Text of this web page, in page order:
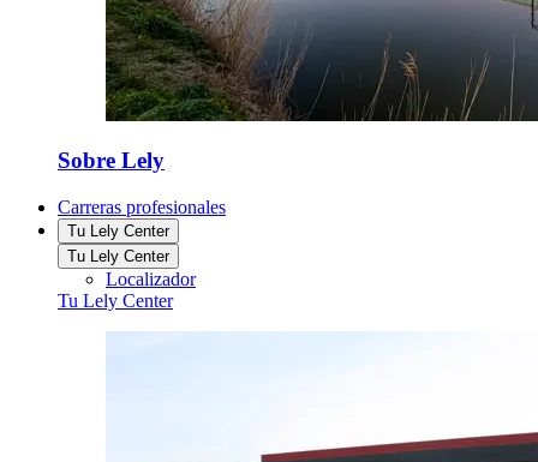
Sobre Lely
Carreras profesionales
Tu Lely Center
Tu Lely Center
Localizador
Tu Lely Center